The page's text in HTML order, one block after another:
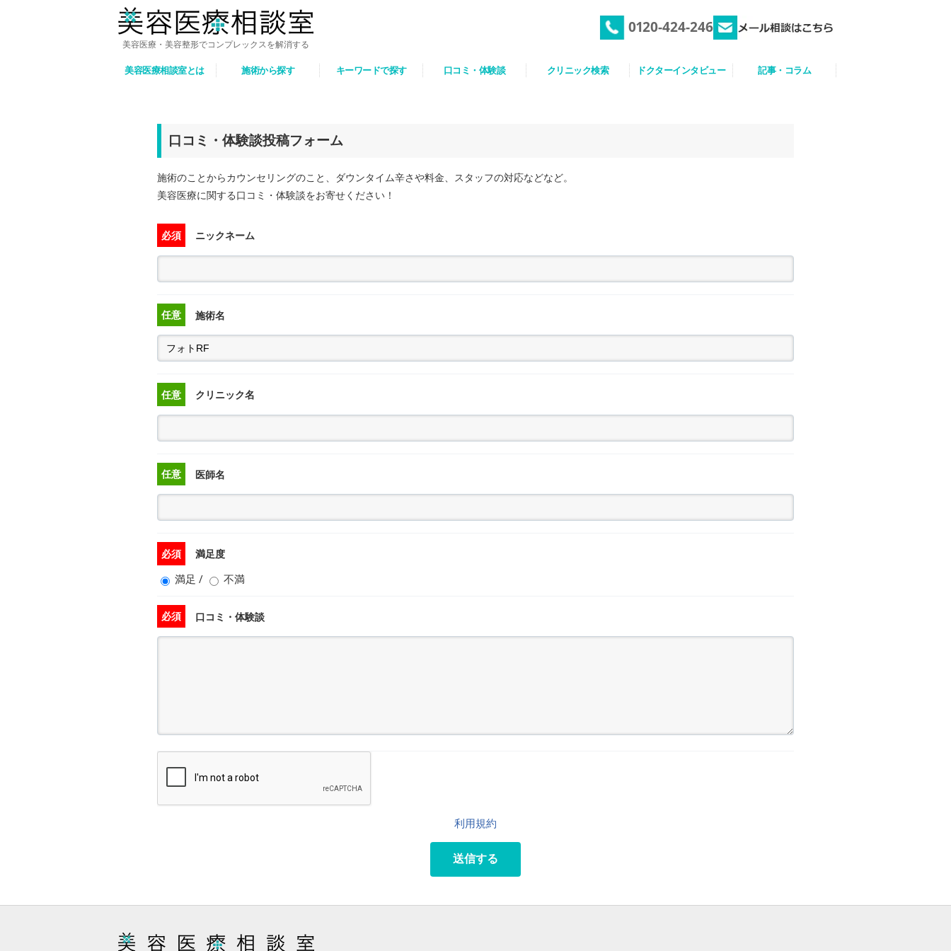
美容医療・美容整形でコンプレックスを解消する
0120-424-246
美容医療相談室とは 施術から探す キーワードで探す 口コミ・体験談 クリニック検索 ドクターインタビュー 記事・コラム
口コミ・体験談投稿フォーム
施術のことからカウンセリングのこと、ダウンタイム辛さや料金、スタッフの対応などなど。
美容医療に関する口コミ・体験談をお寄せください！
必須 ニックネーム
任意 施術名
任意 クリニック名
任意 医師名
必須 満足度
満足 / 不満
必須 口コミ・体験談
利用規約
送信する